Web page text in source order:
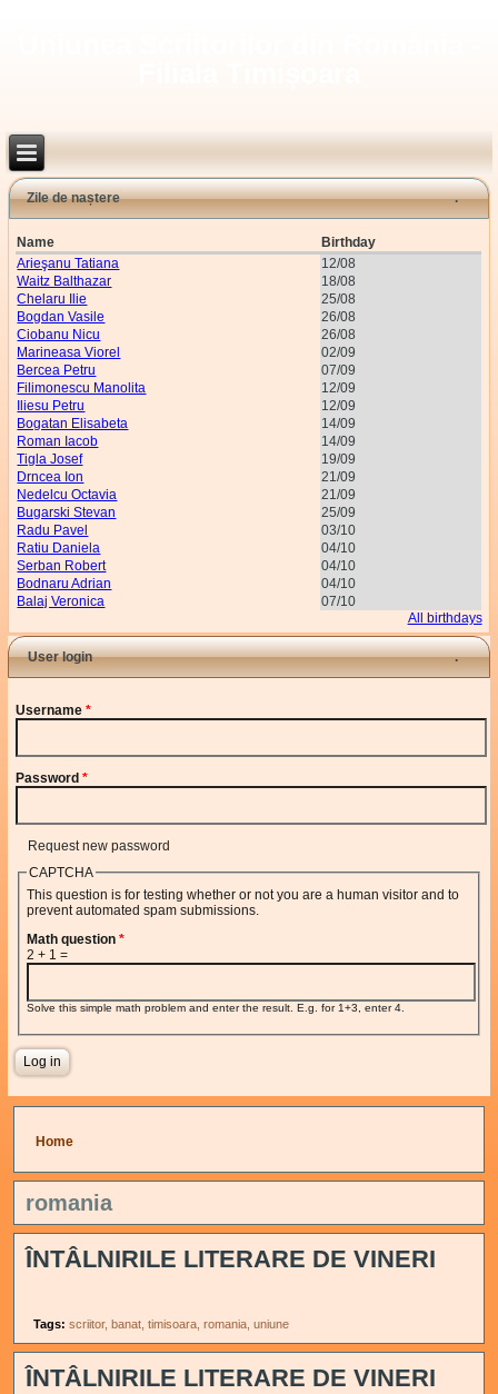
Zile de naștere
Name
Birthday
Arieşanu Tatiana
12/08
Waitz Balthazar
18/08
Chelaru Ilie
25/08
Bogdan Vasile
26/08
Ciobanu Nicu
26/08
Marineasa Viorel
02/09
Bercea Petru
07/09
Filimonescu Manolita
12/09
Iliesu Petru
12/09
Bogatan Elisabeta
14/09
Roman Iacob
14/09
Tigla Josef
19/09
Drncea Ion
21/09
Nedelcu Octavia
21/09
Bugarski Stevan
25/09
Radu Pavel
03/10
Ratiu Daniela
04/10
Serban Robert
04/10
Bodnaru Adrian
04/10
Balaj Veronica
07/10
All birthdays
User login
Username*
Password*
Request new password
CAPTCHA
This question is for testing whether or not you are a human visitor and to
prevent automated spam submissions.
Math question*
2 + 1 =
Solve this simple math problem and enter the result. E.g. for 1+3, enter 4.
You are here
Home
romania
ÎNTÂLNIRILE LITERARE DE VINERI
Tags:scriitor banat timisoara romania uniune
ÎNTÂLNIRILE LITERARE DE VINERI